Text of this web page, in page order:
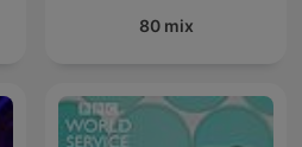
80 mix